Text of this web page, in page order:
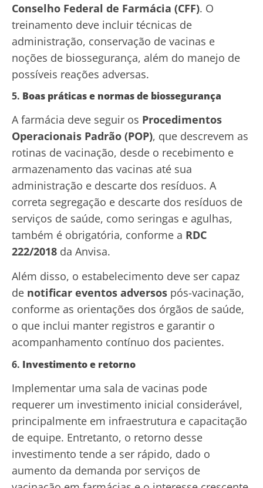
Conselho Federal de Farmácia (CFF). O
treinamento deve incluir técnicas de
administração, conservação de vacinas e
noções de biossegurança, além do manejo de
possíveis reações adversas.
5. Boas práticas e normas de biossegurança
A farmácia deve seguir os Procedimentos
Operacionais Padrão (POP), que descrevem as
rotinas de vacinação, desde o recebimento e
armazenamento das vacinas até sua
administração e descarte dos resíduos. A
correta segregação e descarte dos resíduos de
serviços de saúde, como seringas e agulhas,
também é obrigatória, conforme a RDC
222/2018 da Anvisa.
Além disso, o estabelecimento deve ser capaz
de notificar eventos adversos pós-vacinação,
conforme as orientações dos órgãos de saúde,
o que inclui manter registros e garantir o
acompanhamento contínuo dos pacientes.
6. Investimento e retorno
Implementar uma sala de vacinas pode
requerer um investimento inicial considerável,
principalmente em infraestrutura e capacitação
de equipe. Entretanto, o retorno desse
investimento tende a ser rápido, dado o
aumento da demanda por serviços de